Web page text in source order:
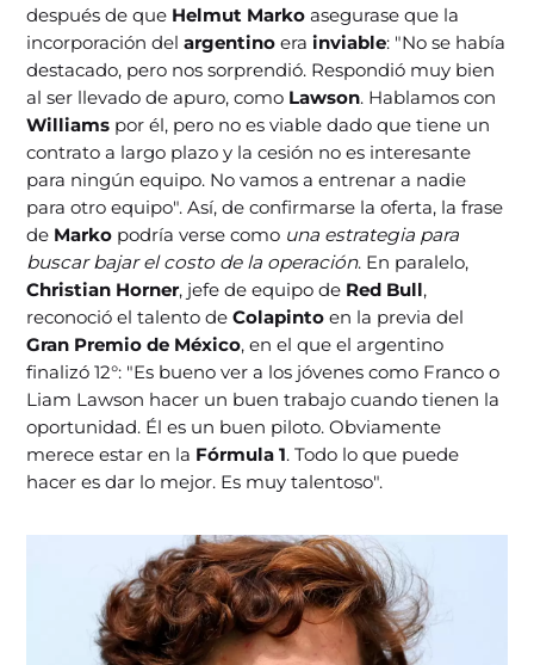
después de que Helmut Markoasegurase que la
incorporación delargentinoerainviable: "No se había
destacado, pero nos sorprendió. Respondió muy bien
al ser llevado de apuro, como Lawson. Hablamos con
Williams por él, pero no es viable dado que tiene un
contrato a largo plazo y la cesión no es interesante
para ningún equipo. No vamos a entrenar a nadie
para otro equipo". Así, de confirmarse la oferta, la frase
de Marko podría verse como una estrategia para
buscar bajar el costo de la operación. En paralelo,
Christian Horner, jefe de equipo de Red Bull,
reconoció el talento deColapintoen la previa del
Gran Premio de México, en el que el argentino
finalizó 12°: "Es bueno ver a los jóvenes como Franco o
Liam Lawson hacer un buen trabajo cuando tienen la
oportunidad. Él es un buen piloto. Obviamente
merece estar en la Fórmula 1. Todo lo que puede
hacer es dar lo mejor. Es muy talentoso".